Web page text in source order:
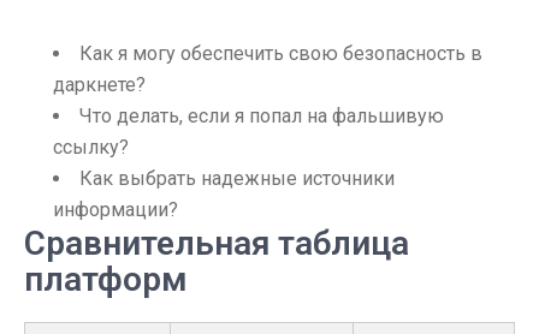
Как я могу обеспечить свою безопасность в
даркнете?
Что делать, если я попал на фальшивую
ссылку?
Как выбрать надежные источники
информации?
Сравнительная таблица
платформ